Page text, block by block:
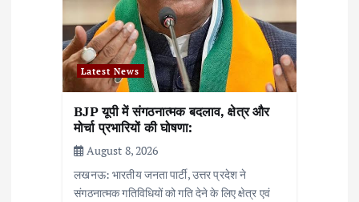
Latest News
BJP यूपी में संगठनात्मक बदलाव, क्षेत्र और
मोर्चा प्रभारियों की घोषणा:
August 8, 2026
लखनऊ: भारतीय जनता पार्टी, उत्तर प्रदेश ने
संगठनात्मक गतिविधियों को गति देने के लिए क्षेत्र एवं